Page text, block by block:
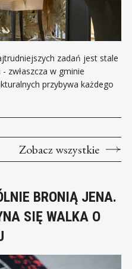
zwłaszcza w gminie
przybywa każdego
Zobacz wszystkie
BRONIĄ JENA.
SIĘ WALKA O